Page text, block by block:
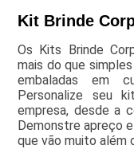
Kit Brinde
Os Kits Brinde
mais do que
embaladas em
Personalize seu
empresa, desde a
Demonstre apreço
que vão muito além